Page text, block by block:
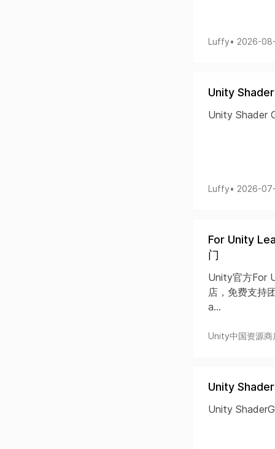
Luffy• 2026-
Unity
Unity Shader
Luffy• 2026-
For Unity
门
Unity官方For
店，免费支持
a...
Unity中国资源商
Unity
Unity